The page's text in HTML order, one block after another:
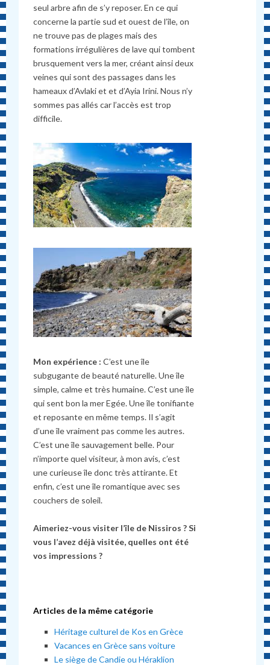
seul arbre afin de s’y reposer. En ce qui
concerne la partie sud et ouest de l’île, on
ne trouve pas de plages mais des
formations irrégulières de lave qui tombent
brusquement vers la mer, créant ainsi deux
veines qui sont des passages dans les
hameaux d’Avlaki et et d’Ayia Irini. Nous n’y
sommes pas allés car l’accès est trop
difficile.
Mon expérience : C’est une île
subgugante de beauté naturelle. Une île
simple, calme et très humaine. C’est une île
qui sent bon la mer Egée. Une île tonifiante
et reposante en même temps. Il s’agit
d’une île vraiment pas comme les autres.
C’est une île sauvagement belle. Pour
n’importe quel visiteur, à mon avis, c’est
une curieuse île donc très attirante. Et
enfin, c’est une île romantique avec ses
couchers de soleil.
Aimeriez-vous visiter l’île de Nissiros ? Si
vous l’avez déjà visitée, quelles ont été
vos impressions ?
Articles de la même catégorie
Héritage culturel de Kos en Grèce
Vacances en Grèce sans voiture
Le siège de Candie ou Héraklion